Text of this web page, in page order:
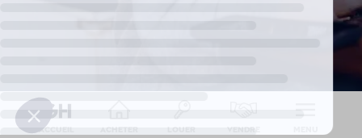
Accueil